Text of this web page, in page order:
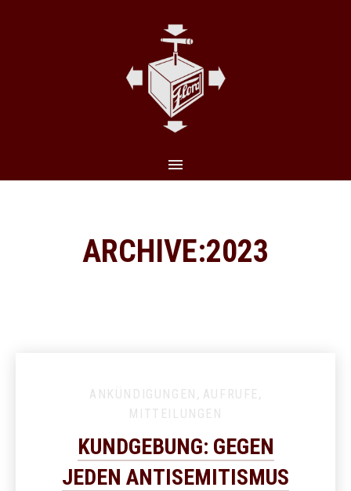
ARCHIVE:2023
ANKÜNDIGUNGEN , AUFRUFE ,
MITTEILUNGEN
KUNDGEBUNG: GEGEN
JEDEN ANTISEMITISMUS